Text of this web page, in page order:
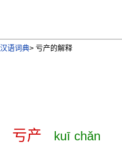
汉语词典> 亏产的解释
亏产 kuī chǎn